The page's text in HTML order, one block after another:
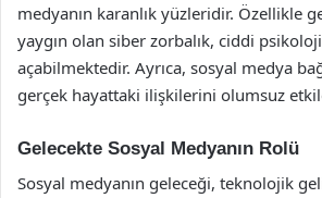
medyanın karanlık yüzleridir. Özellikle
yaygın olan siber zorbalık, ciddi
açabilmektedir. Ayrıca, sosyal medya
gerçek hayattaki ilişkilerini olumsuz
Gelecekte Sosyal Medyanın Rolü
Sosyal medyanın geleceği, teknolojik